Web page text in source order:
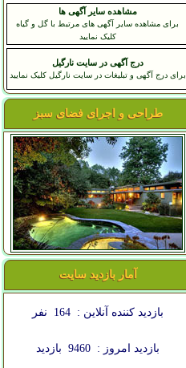
مشاهده سایر آگهی ها
برای مشاهده سایر آگهی های مرتبط با گل و گیاه
کلیک نمایید
درج آگهی در سایت نارگیل
برای درج آگهی و تبلیغات در سایت نارگیل کلیک نمایید
طراحی و اجرای فضای سبز
آمار بازدید سایت
بازدید کننده آنلاین : 164 نفر
بازدید امروز : 9460 بازدید